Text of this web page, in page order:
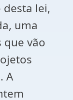
lei,
uma
que vão
A